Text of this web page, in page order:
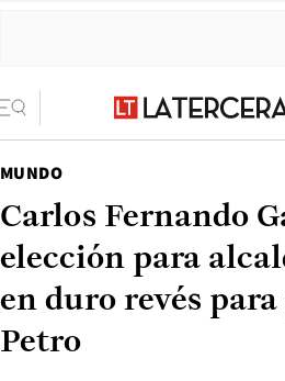
MUNDO
Carlos Fernando
elección para
en duro revés
Petro